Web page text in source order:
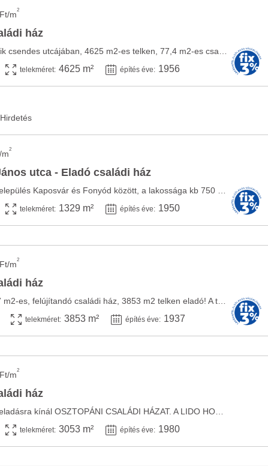
m2
ház
telekméret: 4625 m² építés éve: 1956
2
utca - Eladó családi ház
telekméret: 1329 m² építés éve: 1950
m2
ház
telekméret: 3853 m² építés éve: 1937
m2
ház
telekméret: 3053 m² építés éve: 1980